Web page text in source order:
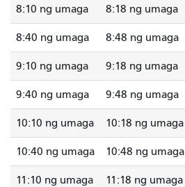
8:10 ng umaga 8:18 ng umaga
8:40 ng umaga 8:48 ng umaga
9:10 ng umaga 9:18 ng umaga
9:40 ng umaga 9:48 ng umaga
10:10 ng umaga 10:18 ng umaga
10:40 ng umaga 10:48 ng umaga
11:10 ng umaga 11:18 ng umaga